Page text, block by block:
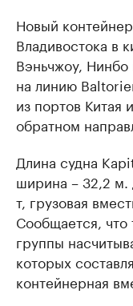
Новый
Владивостока в
Вэньчжоу,
на линию
из портов Китая
обратном
Длина судна
ширина – 32,2 м.
т, грузовая
Сообщается, что
группы
которых
контейнерная